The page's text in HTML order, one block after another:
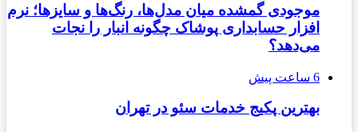
موجودی گمشده میان مدل‌ها، رنگ‌ها و سایزها؛ نرم
افزار حسابداری پوشاک چگونه انبار را نجات
می‌دهد؟
6 ساعت پیش
بهترین پکیج خدمات سئو در تهران